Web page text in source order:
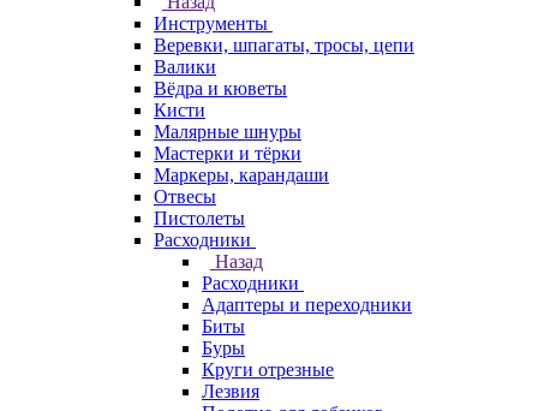
Инструменты
Веревки, шпагаты, тросы, цепи
Валики
Вёдра и кюветы
Кисти
Малярные шнуры
Мастерки и тёрки
Маркеры, карандаши
Отвесы
Пистолеты
Расходники
Назад
Расходники
Адаптеры и переходники
Биты
Буры
Круги отрезные
Лезвия